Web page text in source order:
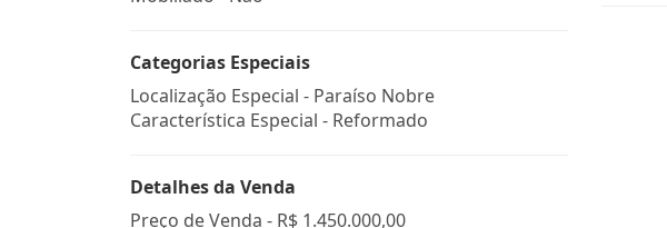
Categorias Especiais
Localização Especial - Paraíso Nobre
Característica Especial - Reformado
Detalhes da Venda
Preço de Venda - R$ 1.450.000,00